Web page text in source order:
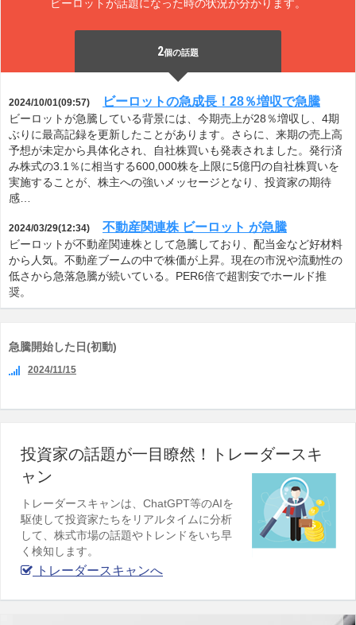
ビーロットが話題になった時の状況が分かります。
2個の話題
2024/10/01(09:57) ビーロットの急成長！28％増収で急騰
ビーロットが急騰している背景には、今期売上が28％増収し、4期
ぶりに最高記録を更新したことがあります。さらに、来期の売上高
予想が未定から具体化され、自社株買いも発表されました。発行済
み株式の3.1％に相当する600,000株を上限に5億円の自社株買いを
実施することが、株主への強いメッセージとなり、投資家の期待
感…
2024/03/29(12:34) 不動産関連株 ビーロット が急騰
ビーロットが不動産関連株として急騰しており、配当金など好材料
から人気。不動産ブームの中で株価が上昇。現在の市況や流動性の
低さから急落急騰が続いている。PER6倍で超割安でホールド推
奨。
急騰開始した日(初動)
2024/11/15
投資家の話題が一目瞭然！トレーダースキ
ャン
トレーダースキャンは、ChatGPT等のAIを
駆使して投資家たちをリアルタイムに分析
して、株式市場の話題やトレンドをいち早
く検知します。
トレーダースキャンへ